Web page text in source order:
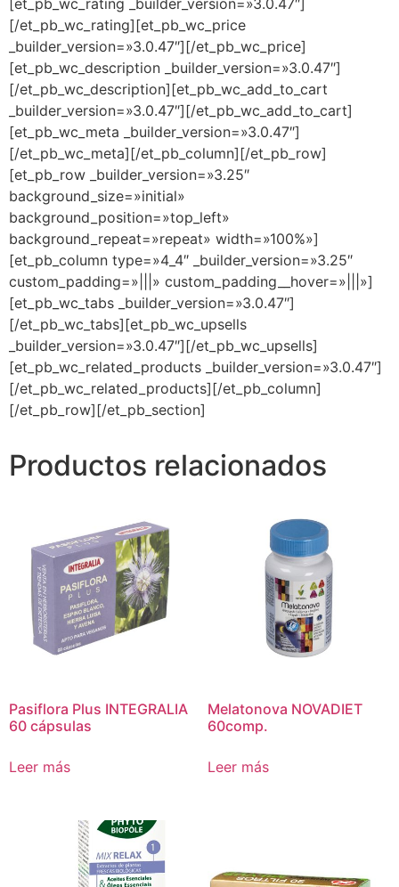
[/et_pb_wc_rating][et_pb_wc_price
_builder_version=»3.0.47″][/et_pb_wc_price]
[et_pb_wc_description _builder_version=»3.0.47″]
[/et_pb_wc_description][et_pb_wc_add_to_cart
_builder_version=»3.0.47″][/et_pb_wc_add_to_cart]
[et_pb_wc_meta _builder_version=»3.0.47″]
[/et_pb_wc_meta][/et_pb_column][/et_pb_row]
[et_pb_row _builder_version=»3.25″
background_size=»initial»
background_position=»top_left»
background_repeat=»repeat» width=»100%»]
[et_pb_column type=»4_4″ _builder_version=»3.25″
custom_padding=»|||» custom_padding__hover=»|||»]
[et_pb_wc_tabs _builder_version=»3.0.47″]
[/et_pb_wc_tabs][et_pb_wc_upsells
_builder_version=»3.0.47″][/et_pb_wc_upsells]
[et_pb_wc_related_products _builder_version=»3.0.47″]
[/et_pb_wc_related_products][/et_pb_column]
[/et_pb_row][/et_pb_section]
Productos relacionados
Pasiflora Plus INTEGRALIA
60 cápsulas
Leer más
Melatonova NOVADIET
60comp.
Leer más